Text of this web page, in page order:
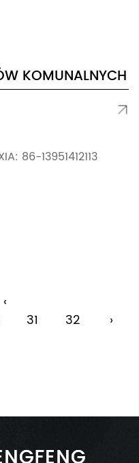
KOMUNALNYCH
86-13951412113
‹
31 32
›